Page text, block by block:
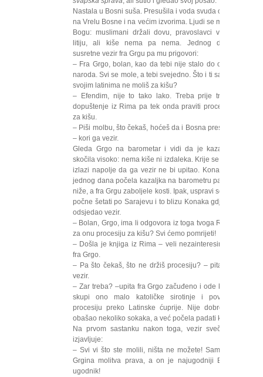
Nastala u Bosni suša. Presušila i voda svuda osim
na Vrelu Bosne i na većim izvorima. Ljudi se molili
Bogu: muslimani držali dovu, pravoslavci vodili
litiju, ali kiše nema pa nema. Jednog dana
susretne vezir fra Grgu pa mu prigovori:
– Fra Grgo, bolan, kao da tebi nije stalo do ovog
naroda. Svi se mole, a tebi svejedno. Što i ti sa tim
svojim latinima ne moliš za kišu?
– Efendim, nije to tako lako. Treba prije tražiti
dopuštenje iz Rima pa tek onda praviti procesiju
za kišu.
– Piši molbu, što čekaš, hoćeš da i Bosna presuši!
– kori ga vezir.
Gleda Grgo na barometar i vidi da je kazaljka
skočila visoko: nema kiše ni izdaleka. Krije se i ne
izlazi napolje da ga vezir ne bi upitao. Konačno,
jednog dana počela kazaljka na barometru padati
niže, a fra Grgu zaboljele kosti. Ipak, uspravi se pa
počne šetati po Sarajevu i to blizu Konaka gdje je
odsjedao vezir.
– Bolan, Grgo, ima li odgovora iz toga tvoga Rima
za onu procesiju za kišu? Svi ćemo pomrijeti!
– Došla je knjiga iz Rima – veli nezainteresirano
fra Grgo.
– Pa što čekaš, što ne držiš procesiju? – pita ga
vezir.
– Zar treba? –upita fra Grgo začuđeno i ode kući,
skupi ono malo katoličke sirotinje i povede
procesiju preko Latinske ćuprije. Nije dobro ni
obašao nekoliko sokaka, a već počela padati kiša!
Na prvom sastanku nakon toga, vezir svečano
izjavljuje:
– Svi vi što ste molili, ništa ne možete! Samo je
Grgina molitva prava, a on je najugodniji Božji
ugodnik!